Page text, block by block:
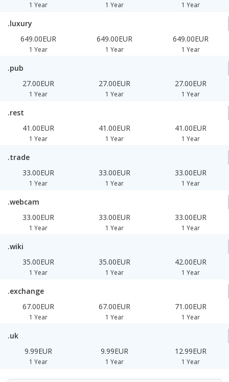
1 Year 1 Year 1 Year
.luxury
649.00EUR
1 Year
649.00EUR
1 Year
649.00EUR
1 Year
.pub
27.00EUR
1 Year
27.00EUR
1 Year
27.00EUR
1 Year
.rest
41.00EUR
1 Year
41.00EUR
1 Year
41.00EUR
1 Year
.trade
33.00EUR
1 Year
33.00EUR
1 Year
33.00EUR
1 Year
.webcam
33.00EUR
1 Year
33.00EUR
1 Year
33.00EUR
1 Year
.wiki
35.00EUR
1 Year
35.00EUR
1 Year
42.00EUR
1 Year
.exchange
67.00EUR
1 Year
67.00EUR
1 Year
71.00EUR
1 Year
.uk
9.99EUR
1 Year
9.99EUR
1 Year
12.99EUR
1 Year